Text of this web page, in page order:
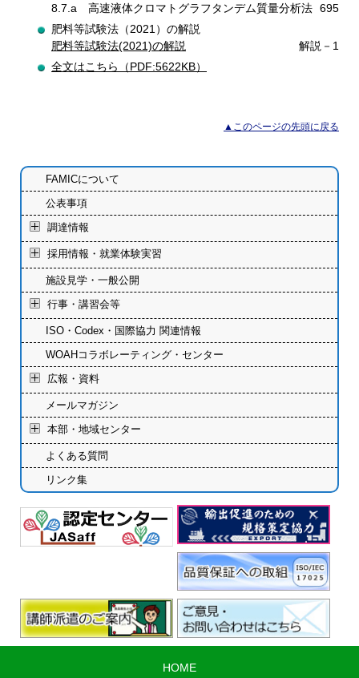
8.7.a 高速液体クロマトグラフタンデム質量分析法 695
肥料等試験法（2021）の解説
肥料等試験法(2021)の解説
解説－1
全文はこちら（PDF:5622KB）
▲このページの先頭に戻る
FAMICについて
公表事項
調達情報
採用情報・就業体験実習
施設見学・一般公開
行事・講習会等
ISO・Codex・国際協力 関連情報
WOAHコラボレーティング・センター
広報・資料
メールマガジン
本部・地域センター
よくある質問
リンク集
HOME